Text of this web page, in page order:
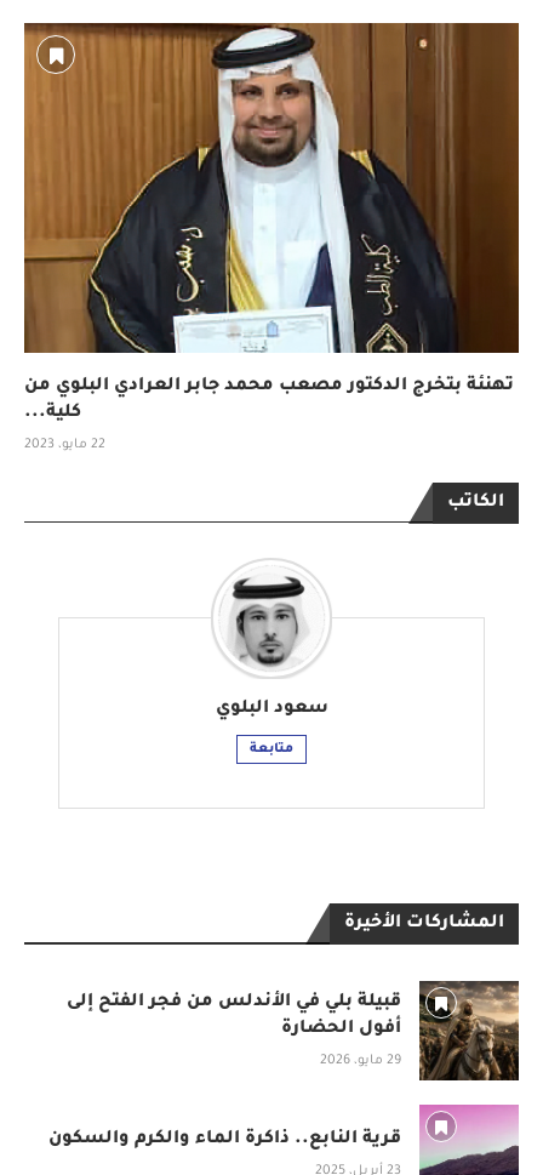
تهنئة بتخرج الدكتور مصعب محمد جابر العرادي البلوي من
كلية...
22 مايو، 2023
الكاتب
سعود البلوي
متابعة
المشاركات الأخيرة
قبيلة بلي في الأندلس من فجر الفتح إلى
أفول الحضارة
29 مايو، 2026
قرية النابع.. ذاكرة الماء والكرم والسكون
23 أبريل، 2025